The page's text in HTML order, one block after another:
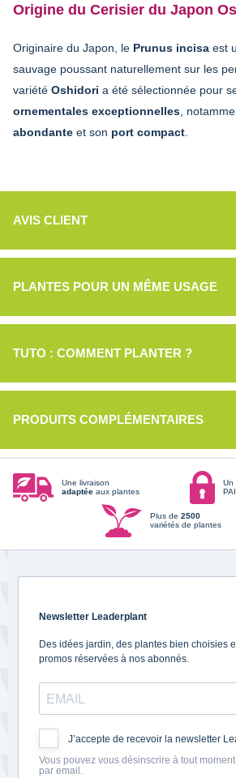
Origine du Cerisier du Japon
Originaire du Japon, le Prunus incisa est
sauvage poussant naturellement sur les
variété Oshidori a été sélectionnée pour
ornementales exceptionnelles ,
abondante et son port compact
AVIS CLIENT
PLANTES POUR UN MÊME USAGE
TUTO : COMMENT PLANTER ?
PRODUITS COMPLÉMENTAIRES
Une livraison
adaptée aux plantes
Un
Plus de 2500
variétés de plantes
Newsletter Leaderplant
Des idées jardin, des plantes bien choisies
promos réservées à nos abonnés.
J’accepte de recevoir la newsletter
Vous pouvez vous désinscrire à tout
par email.